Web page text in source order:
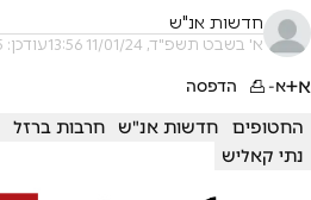
חדשות אנ"ש
א' בשבט תשפ"ד, 11/01/24 13:56 עודכן: 10/02/25 15:16
א+א- הדפסה
החטופים חדשות אנ"ש חרבות ברזל
נתי קאליש